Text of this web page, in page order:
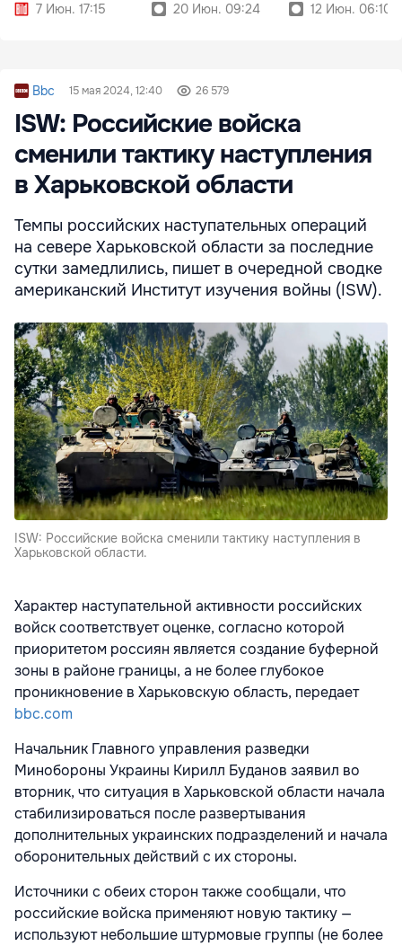
7 Июн. 17:15
20 Июн. 09:24
12 Июн. 06:10
Bbc 15 мая 2024, 12:40 26 579
ISW: Российские войска
сменили тактику наступления
в Харьковской области
Темпы российских наступательных операций
на севере Харьковской области за последние
сутки замедлились, пишет в очередной сводке
американский Институт изучения войны (ISW).
ISW: Российские войска сменили тактику наступления в
Харьковской области.
Характер наступательной активности российских
войск соответствует оценке, согласно которой
приоритетом россиян является создание буферной
зоны в районе границы, а не более глубокое
проникновение в Харьковскую область, передает
bbc.com
Начальник Главного управления разведки
Минобороны Украины Кирилл Буданов заявил во
вторник, что ситуация в Харьковской области начала
стабилизироваться после развертывания
дополнительных украинских подразделений и начала
оборонительных действий с их стороны.
Источники с обеих сторон также сообщали, что
российские войска применяют новую тактику —
используют небольшие штурмовые группы (не более